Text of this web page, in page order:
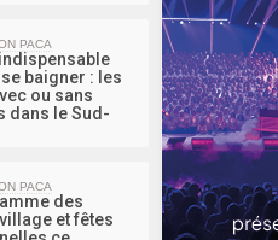
PACA
baigner : les
ou sans
dans le Sud-
PACA
des
et fêtes